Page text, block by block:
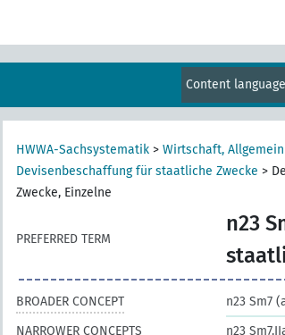
Content language
HWWA-Sachsystematik > Wirtschaft, Allgemein
Devisenbeschaffung für staatliche Zwecke >
Zwecke, Einzelne
PREFERRED TERM
n23
BROADER CONCEPT n23 Sm7
NARROWER CONCEPTS
n23